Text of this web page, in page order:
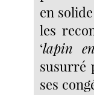
en
les
‘lapin
susurré
ses